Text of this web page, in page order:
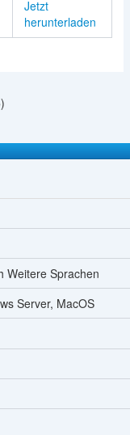
Jetzt
herunterladen
Weitere Sprachen
Server, MacOS